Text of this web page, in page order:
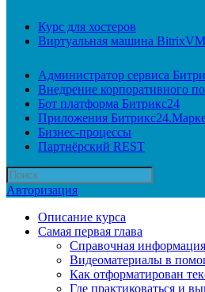
Курс для хостеров
Виртуальная машина BitrixVM
Администратор сервиса
Внедрение корпоративного
Бот платформа Битрикс24
Приложения
Бизнес-процессы
Партнёрский REST
Авторизация
Описание курса
Самая первая глава
Справочная информация
Видеоматериалы в
Как отформатирован
Где практиковаться и